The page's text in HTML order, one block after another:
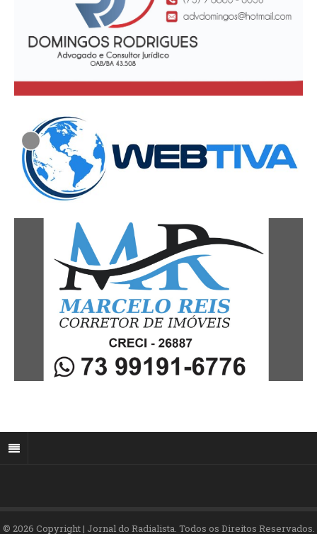
© 2026 Copyright | Jornal do Radialista. Todos os Direitos Reservados.